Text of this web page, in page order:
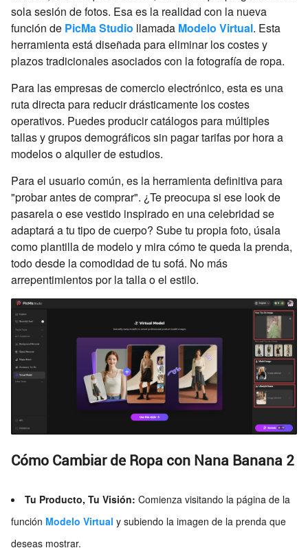
sola sesión de fotos. Esa es la realidad con la nueva
función de PicMa Studio llamada Modelo Virtual. Esta
herramienta está diseñada para eliminar los costes y
plazos tradicionales asociados con la fotografía de ropa.
Para las empresas de comercio electrónico, esta es una
ruta directa para reducir drásticamente los costes
operativos. Puedes producir catálogos para múltiples
tallas y grupos demográficos sin pagar tarifas por hora a
modelos o alquiler de estudios.
Para el usuario común, es la herramienta definitiva para
"probar antes de comprar". ¿Te preocupa si ese look de
pasarela o ese vestido inspirado en una celebridad se
adaptará a tu tipo de cuerpo? Sube tu propia foto, úsala
como plantilla de modelo y mira cómo te queda la prenda,
todo desde la comodidad de tu sofá. No más
arrepentimientos por la talla o el estilo.
Cómo Cambiar de Ropa con Nana Banana 2
Tu Producto, Tu Visión: Comienza visitando la página de la
función Modelo Virtual y subiendo la imagen de la prenda que
deseas mostrar.